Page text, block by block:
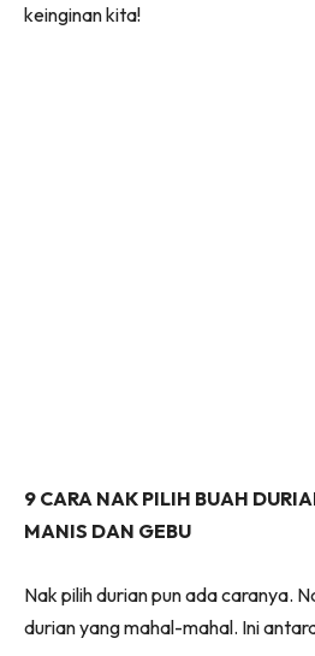
keinginan kita!
9 CARA NAK PILIH BUAH
MANIS DAN GEBU
Nak pilih durian pun ada caranya.
durian yang mahal-mahal. Ini